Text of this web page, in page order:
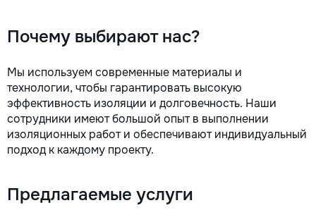
Почему выбирают нас?
Мы используем современные материалы и
технологии, чтобы гарантировать высокую
эффективность изоляции и долговечность. Наши
сотрудники имеют большой опыт в выполнении
изоляционных работ и обеспечивают индивидуальный
подход к каждому проекту.
Предлагаемые услуги